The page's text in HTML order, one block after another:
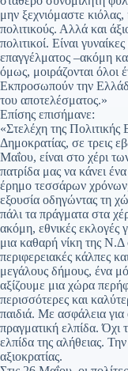
μην ξεχνιόμαστε
πολιτικούς. Αλλά και
πολιτικοί. Είναι
επαγγέλματος –ακόμη
όμως, μοιράζονται όλοι
Εκπροσωπούν την
του αποτελέσματος.»
Επίσης επισήμανε:
«Στελέχη της Πολιτικής
Δημοκρατίας, σε τρεις
Μαΐου, είναι στο χέρι
πατρίδα μας να κάνει
έρημο τεσσάρων
εξουσία οδηγώντας τη
πάλι τα πράγματα στα
ακόμη, εθνικές εκλογές
μια καθαρή νίκη της Ν.Δ
περιφερειακές κάλπες
μεγάλους δήμους, ένα
αξίζουμε μια χώρα
περισσότερες και
παιδιά. Με ασφάλεια
πραγματική ελπίδα. Όχι
ελπίδα της αλήθειας.
αξιοκρατίας.